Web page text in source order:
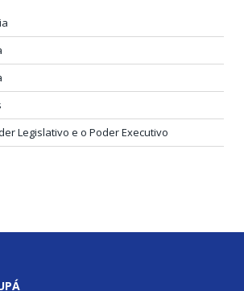
Legislativo e o Poder Executivo